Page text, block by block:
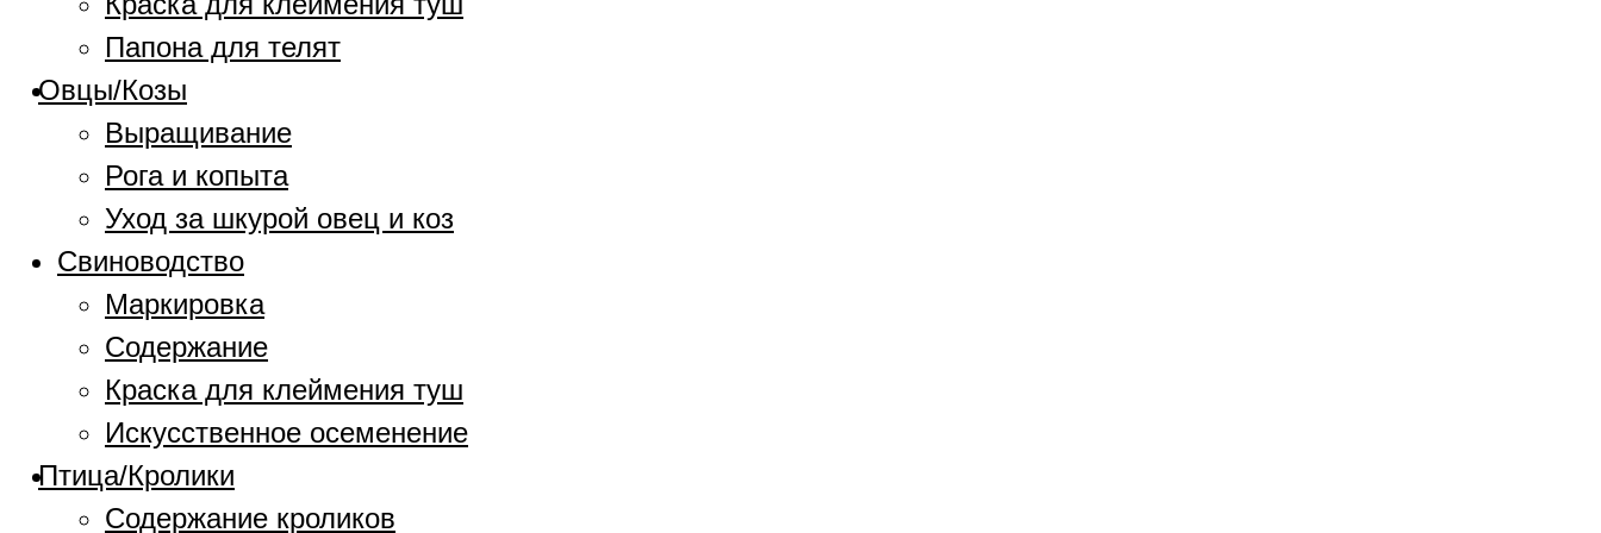
Папона для телят
Овцы/Козы
Выращивание
Рога и копыта
Уход за шкурой овец и коз
Свиноводство
Маркировка
Содержание
Краска для клеймения туш
Искусственное осеменение
Птица/Кролики
Содержание кроликов